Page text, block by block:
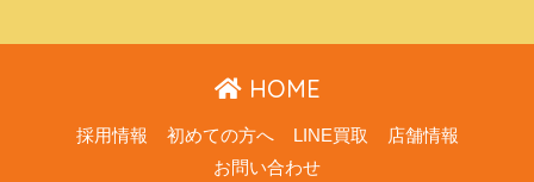
HOME
採用情報 初めての方へ LINE買取
店舗情報
お問い合わせ